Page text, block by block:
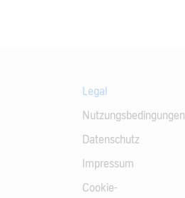
Legal
Nutzungsbedingungen
Datenschutz
Impressum
Cookie-